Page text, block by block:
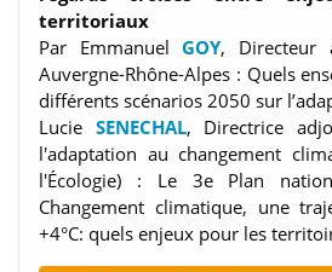
territoriaux
Par EmmanuelGOY, Directeur
Auvergne-Rhône-Alpes : Quels
différents scénarios 2050 sur
Lucie SENECHAL, Directrice
l'adaptation au changement
l'Écologie) : Le 3e Plan
Changement climatique, une
+4°C: quels enjeux pour les